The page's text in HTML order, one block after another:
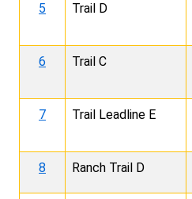
5 Trail D
6 Trail C
7 Trail Leadline E
8 Ranch Trail D